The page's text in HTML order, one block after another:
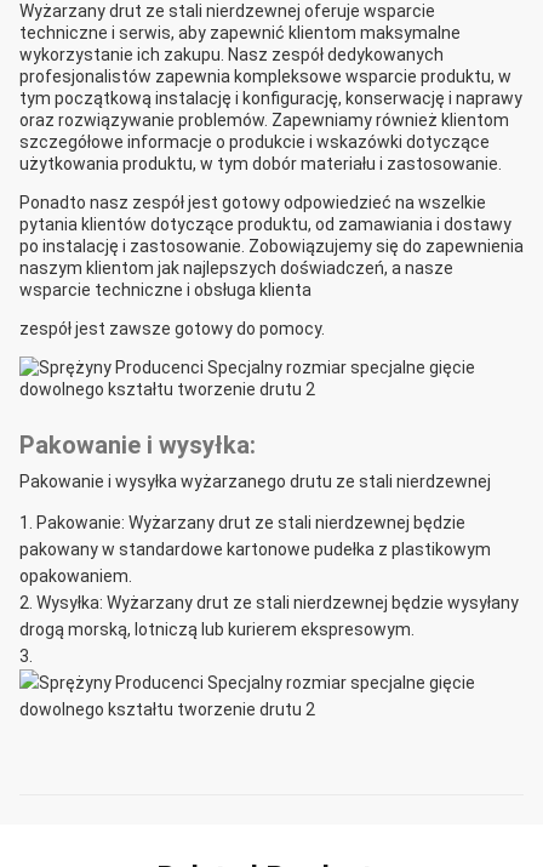
Wyżarzany drut ze stali nierdzewnej oferuje wsparcie
techniczne i serwis, aby zapewnić klientom maksymalne
wykorzystanie ich zakupu. Nasz zespół dedykowanych
profesjonalistów zapewnia kompleksowe wsparcie produktu, w
tym początkową instalację i konfigurację, konserwację i naprawy
oraz rozwiązywanie problemów. Zapewniamy również klientom
szczegółowe informacje o produkcie i wskazówki dotyczące
użytkowania produktu, w tym dobór materiału i zastosowanie.
Ponadto nasz zespół jest gotowy odpowiedzieć na wszelkie
pytania klientów dotyczące produktu, od zamawiania i dostawy
po instalację i zastosowanie. Zobowiązujemy się do zapewnienia
naszym klientom jak najlepszych doświadczeń, a nasze
wsparcie techniczne i obsługa klienta
zespół jest zawsze gotowy do pomocy.
Pakowanie i wysyłka:
Pakowanie i wysyłka wyżarzanego drutu ze stali nierdzewnej
Pakowanie: Wyżarzany drut ze stali nierdzewnej będzie
pakowany w standardowe kartonowe pudełka z plastikowym
opakowaniem.
Wysyłka: Wyżarzany drut ze stali nierdzewnej będzie wysyłany
drogą morską, lotniczą lub kurierem ekspresowym.